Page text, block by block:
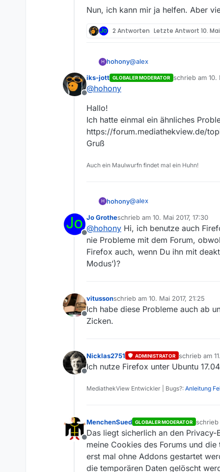
Nun, ich kann mir ja helfen. Aber
2 Antworten Letzte Antwort 10.
H hohony@alex
So. Nochmal probiert. Es
Nun, ich kann mir ja helfen.
Offline
iks-jott GLOBALER MODERATOR schrieb am 10.
zuletzt editiert
@hohony
Hallo!
Ich hatte einmal ein ähnliches
https://forum.mediathekview.de/
Gruß
Auch ein Maulwurfn findet mal ein Huhn!
H hohony@alex
So. Nochmal probiert. Es
läuft alles gut, habe seit 7
Unter Firefox musste ich
Das schmeckt nach einer
Nun, ich kann mir ja helfen.
Offline
Jo Grotheschrieb am 10. Mai 2017, 17:30
zuletzt editiert von
@hohony Hi, ich benutze auch
nie Probleme mit dem Forum,
Firefox auch, wenn Du ihn mit
Modus’)?
Offline
vitussonschrieb am 10. Mai 2017, 21:25
zuletzt editiert von
Ich habe diese Probleme auch ab
Zicken.
Offline
Nicklas2751 ADMINISTRATOR schrieb am
zuletzt
Ich nutze Firefox unter Ubuntu
MediathekView Entwickler | Bugs?: Anleitung
Offline
MenchenSued GLOBALER MODERATOR schrieb
zuletzt
Das liegt sicherlich an den
meine Cookies des Forums und
erst mal ohne Addons gestartet
die temporären Daten gelöscht